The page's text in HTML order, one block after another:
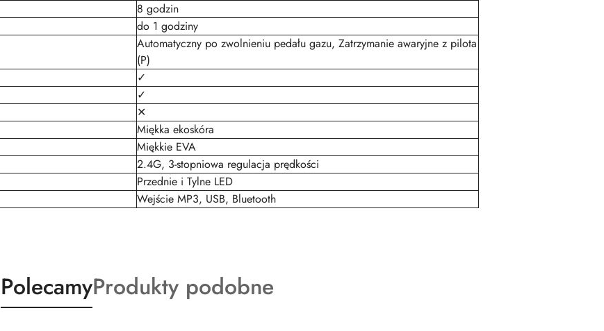
8 godzin
do 1 godziny
Automatyczny po zwolnieniu pedału gazu, Zatrzymanie awaryjne z pilota
(P)
✓
✓
✕
Miękka ekoskóra
Miękkie EVA
2.4G, 3-stopniowa regulacja prędkości
Przednie i Tylne LED
Wejście MP3, USB, Bluetooth
Produkty
o
PolecamyProdukty
o
Produkty podobne